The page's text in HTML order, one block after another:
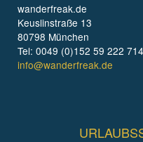
wanderfreak.de
Keuslinstraße 13
80798 München
Tel: 0049 (0)152 59 222 714
info@wanderfreak.de